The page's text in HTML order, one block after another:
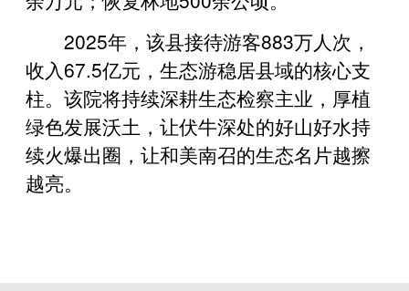
2025年，该县接待游客883万人次，
收入67.5亿元，生态游稳居县域的核心支
柱。该院将持续深耕生态检察主业，厚植
绿色发展沃土，让伏牛深处的好山好水持
续火爆出圈，让和美南召的生态名片越擦
越亮。